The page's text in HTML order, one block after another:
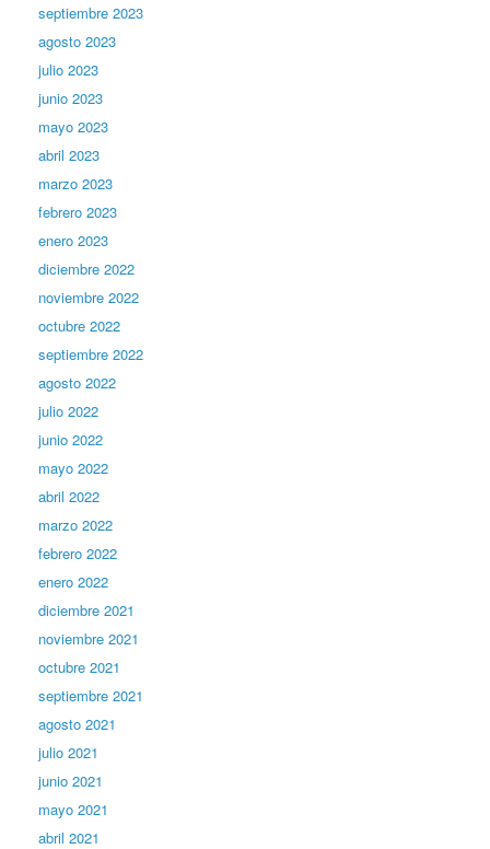
septiembre 2023
agosto 2023
julio 2023
junio 2023
mayo 2023
abril 2023
marzo 2023
febrero 2023
enero 2023
diciembre 2022
noviembre 2022
octubre 2022
septiembre 2022
agosto 2022
julio 2022
junio 2022
mayo 2022
abril 2022
marzo 2022
febrero 2022
enero 2022
diciembre 2021
noviembre 2021
octubre 2021
septiembre 2021
agosto 2021
julio 2021
junio 2021
mayo 2021
abril 2021